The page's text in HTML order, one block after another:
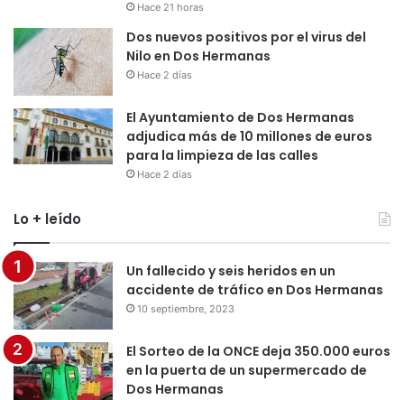
Hace 21 horas
Dos nuevos positivos por el virus del
Nilo en Dos Hermanas
Hace 2 días
El Ayuntamiento de Dos Hermanas
adjudica más de 10 millones de euros
para la limpieza de las calles
Hace 2 días
Lo + leído
Un fallecido y seis heridos en un
accidente de tráfico en Dos Hermanas
10 septiembre, 2023
El Sorteo de la ONCE deja 350.000 euros
en la puerta de un supermercado de
Dos Hermanas